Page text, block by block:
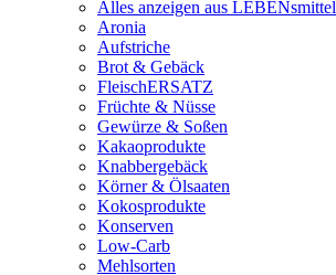
Alles anzeigen aus LEBENsmittel
Aronia
Aufstriche
Brot & Gebäck
FleischERSATZ
Früchte & Nüsse
Gewürze & Soßen
Kakaoprodukte
Knabbergebäck
Körner & Ölsaaten
Kokosprodukte
Konserven
Low-Carb
Mehlsorten